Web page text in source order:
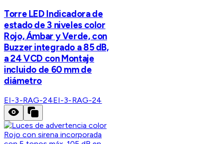
Torre LED Indicadora de
estado de 3 niveles color
Rojo, Ámbar y Verde, con
Buzzer integrado a 85 dB,
a 24 VCD con Montaje
incluido de 60 mm de
diámetro
EI-3-RAG-24EI-3-RAG-24